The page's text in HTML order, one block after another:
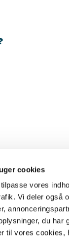
cookies
vores
Vi deler også
du har
til vores